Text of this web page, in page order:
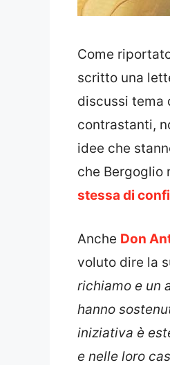
Come
scritto una
discussi tema
contrastanti,
idee che
che Bergoglio
stessa di
Anche Don
voluto dire la
richiamo e un
hanno
iniziativa è
e nelle loro